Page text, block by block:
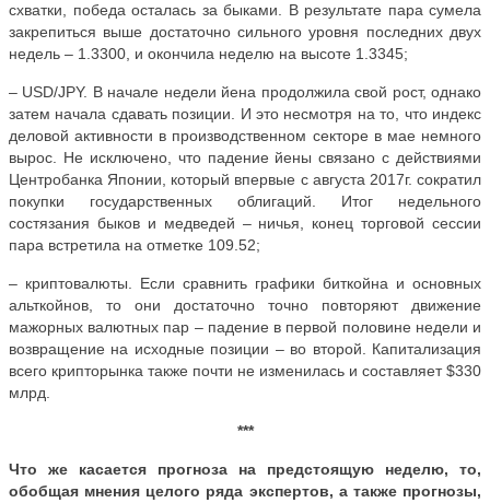
схватки, победа осталась за быками. В результате пара сумела
закрепиться выше достаточно сильного уровня последних двух
недель – 1.3300, и окончила неделю на высоте 1.3345;
– USD/JPY. В начале недели йена продолжила свой рост, однако
затем начала сдавать позиции. И это несмотря на то, что индекс
деловой активности в производственном секторе в мае немного
вырос. Не исключено, что падение йены связано с действиями
Центробанка Японии, который впервые с августа 2017г. сократил
покупки государственных облигаций. Итог недельного
состязания быков и медведей – ничья, конец торговой сессии
пара встретила на отметке 109.52;
– криптовалюты. Если сравнить графики биткойна и основных
альткойнов, то они достаточно точно повторяют движение
мажорных валютных пар – падение в первой половине недели и
возвращение на исходные позиции – во второй. Капитализация
всего крипторынка также почти не изменилась и составляет $330
млрд.
***
Что же касается прогноза на предстоящую неделю, то,
обобщая мнения целого ряда экспертов, а также прогнозы,